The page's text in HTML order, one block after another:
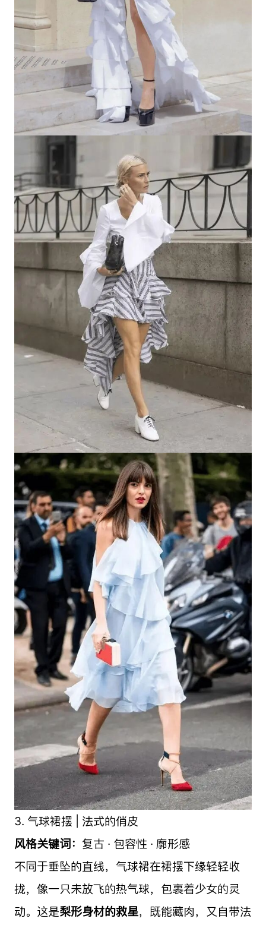
3. 气球裙摆 | 法式的俏皮
风格关键词： 复古 · 包容性 · 廓形感
不同于垂坠的直线，气球裙在裙摆下缘轻轻收
拢，像一只未放飞的热气球，包裹着少女的灵
动。这是梨形身材的救星，既能藏肉，又自带法